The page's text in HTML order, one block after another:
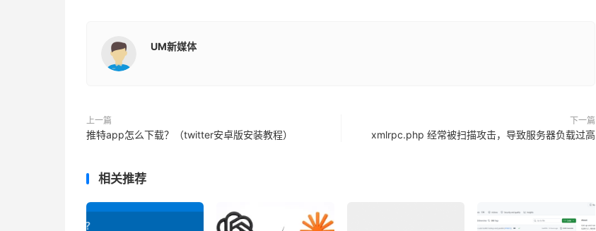
UM新媒体
上一篇
推特app怎么下载？（twitter安卓版安装教程）
下一篇
xmlrpc.php 经常被扫描攻击，导致服务器负载过高
相关推荐